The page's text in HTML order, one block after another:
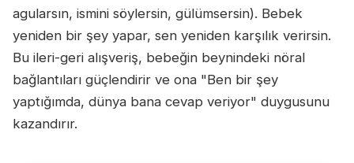
agularsın, ismini söylersin, gülümsersin). Bebek
yeniden bir şey yapar, sen yeniden karşılık verirsin.
Bu ileri-geri alışveriş, bebeğin beynindeki nöral
bağlantıları güçlendirir ve ona "Ben bir şey
yaptığımda, dünya bana cevap veriyor" duygusunu
kazandırır.